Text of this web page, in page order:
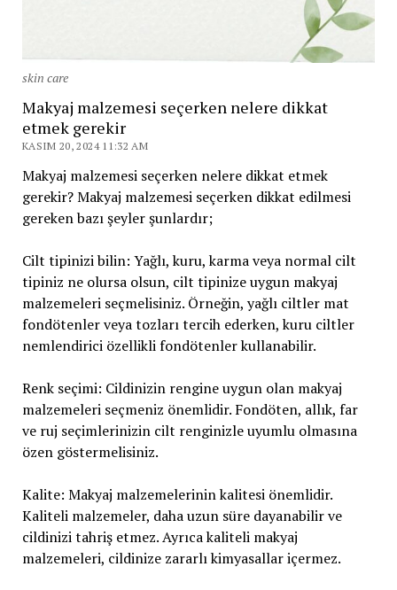
skin care
Makyaj malzemesi seçerken nelere dikkat
etmek gerekir
KASIM 20, 2024 11:32 AM
Makyaj malzemesi seçerken nelere dikkat etmek
gerekir? Makyaj malzemesi seçerken dikkat edilmesi
gereken bazı şeyler şunlardır;
Cilt tipinizi bilin: Yağlı, kuru, karma veya normal cilt
tipiniz ne olursa olsun, cilt tipinize uygun makyaj
malzemeleri seçmelisiniz. Örneğin, yağlı ciltler mat
fondötenler veya tozları tercih ederken, kuru ciltler
nemlendirici özellikli fondötenler kullanabilir.
Renk seçimi: Cildinizin rengine uygun olan makyaj
malzemeleri seçmeniz önemlidir. Fondöten, allık, far
ve ruj seçimlerinizin cilt renginizle uyumlu olmasına
özen göstermelisiniz.
Kalite: Makyaj malzemelerinin kalitesi önemlidir.
Kaliteli malzemeler, daha uzun süre dayanabilir ve
cildinizi tahriş etmez. Ayrıca kaliteli makyaj
malzemeleri, cildinize zararlı kimyasallar içermez.